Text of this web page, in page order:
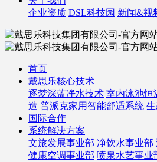
企业资质 DSL科技园 新闻&视
首页
戴思乐核心技术
逐梦深蓝净水技术 室内泳池恒
造 普派克家用智能舒适系统
国际合作
系统解决方案
文旅发展事业部 净饮水事业部
健康空调事业部 喷泉水艺事业